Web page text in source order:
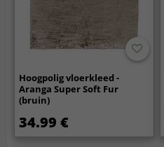
Hoogpolig vloerkleed -
Aranga Super Soft Fur
(bruin)
34.99 €